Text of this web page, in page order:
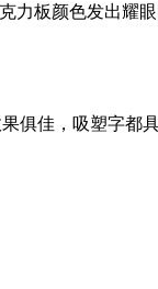
力板颜色发出耀眼
俱佳，吸塑字